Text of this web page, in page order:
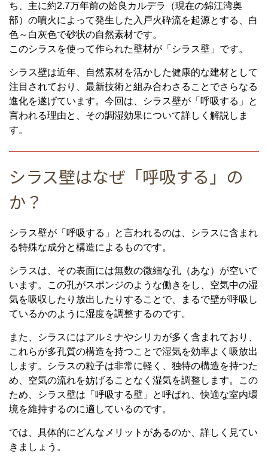
ち、主に約2.7万年前の姶良カルデラ（現在の錦江湾奥
部）の噴火によって発生した入戸火砕流を起源とする、白
色～白灰色で砂状の自然素材です。
このシラスを使って作られた壁材が「シラス壁」です。
シラス壁は近年、自然素材を活かした健康的な建材として
注目されており、最新技術と組み合わさることでさらなる
進化を遂げています。今回は、シラス壁が「呼吸する」と
言われる理由と、その調湿効果について詳しく解説しま
す。
シラス壁はなぜ「呼吸する」の
か？
シラス壁が「呼吸する」と言われるのは、シラスに含まれ
る特殊な成分と構造によるものです。
シラスは、その表面には無数の微細な孔（あな）が空いて
います。この孔がスポンジのような働きをし、空気中の湿
気を吸収したり放出したりすることで、まるで壁が呼吸し
ているかのように湿度を調整するのです。
また、シラスにはアルミナやシリカが多く含まれており、
これらが多孔質の構造を持つことで湿気を効率よく吸放出
します。シラスの粒子は非常に軽く、独特の構造を持つた
め、空気の流れを妨げることなく湿気を調整します。この
ため、シラス壁は「呼吸する壁」と呼ばれ、快適な室内環
境を維持するのに適しているのです。
では、具体的にどんなメリットがあるのか、詳しく見てい
きましょう。